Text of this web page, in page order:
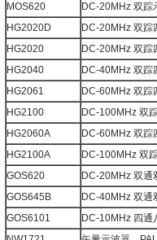
MOS620
DC-20MHz 双踪
HG2020D
DC-20MHz 双踪
HG2020
DC-20MHz 双踪
HG2040
DC-40MHz 双踪
HG2061
DC-60MHz 双踪
HG2100
DC-100MHz 双
HG2060A
DC-60MHz 双踪
HG2100A
DC-100MHz 双
GOS620
DC-20MHz 双通
GOS645B
DC-40MHz 双通
GOS6101
DC-10MHz 四通